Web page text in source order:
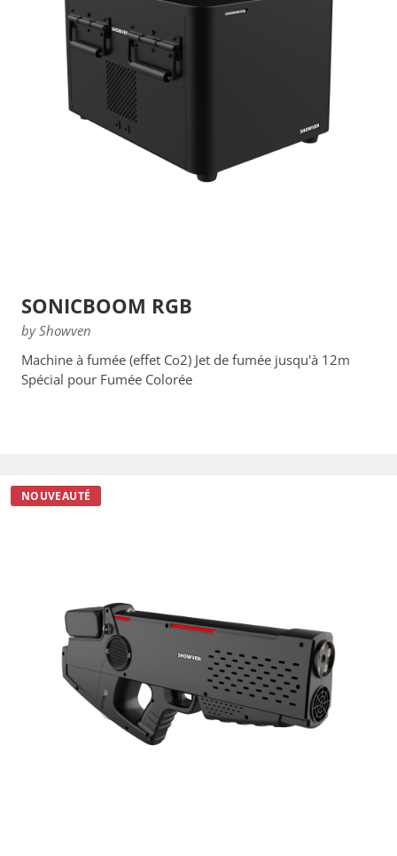
SONICBOOM RGB
by Showven
Machine à fumée (effet Co2) Jet de fumée jusqu'à 12m
Spécial pour Fumée Colorée
NOUVEAUTÉ